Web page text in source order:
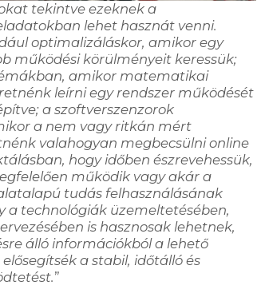
tekintve ezeknek a
lehet hasznát venni.
optimalizáláskor, amikor egy
működési körülményeit keressük;
amikor matematikai
leírni egy rendszer működését
a szoftverszenzorok
a nem vagy ritkán mért
valahogyan megbecsülni online
sban, hogy időben észrevehessük,
működikvagy akár a
tudás felhasználásának
a technológiák üzemeltetésében,
is hasznosak lehetnek,
álló információkból a lehető
a stabil, időtálló és
.”